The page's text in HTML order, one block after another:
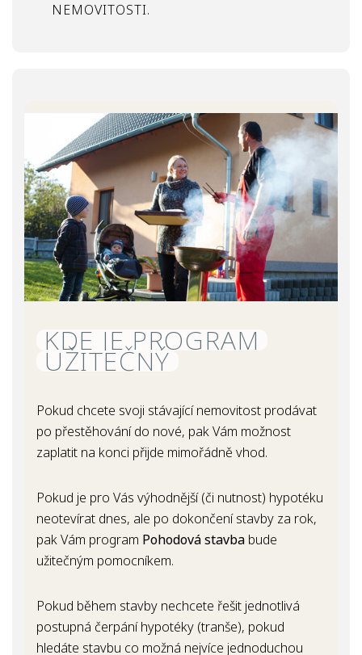
NEMOVITOSTI.
KDE JE PROGRAM
UŽITEČNÝ
Pokud chcete svoji stávající nemovitost prodávat
po přestěhování do nové, pak Vám možnost
zaplatit na konci přijde mimořádně vhod.
Pokud je pro Vás výhodnější (či nutnost) hypotéku
neotevírat dnes, ale po dokončení stavby za rok,
pak Vám program Pohodová stavba bude
užitečným pomocníkem.
Pokud během stavby nechcete řešit jednotlivá
postupná čerpání hypotéky (tranše), pokud
hledáte stavbu co možná nejvíce jednoduchou